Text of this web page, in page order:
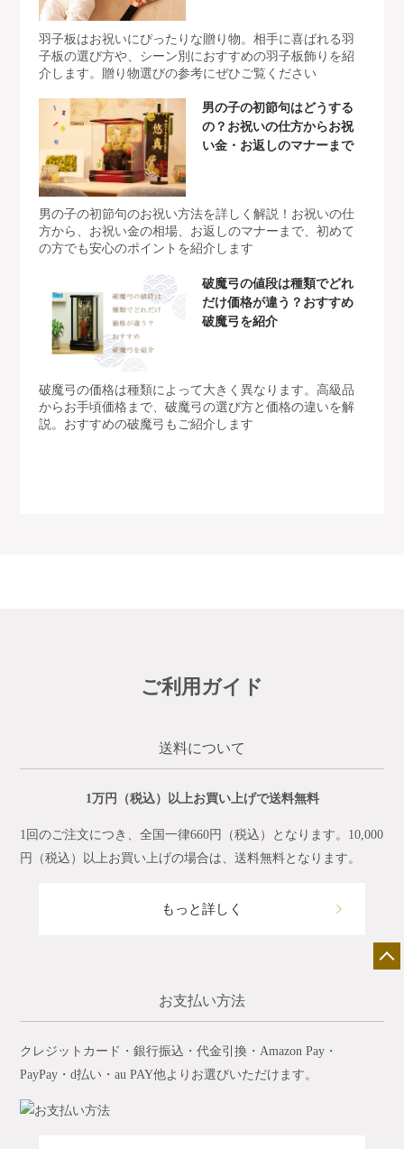
羽子板はお祝いにぴったりな贈り物。相手に喜ばれる羽
子板の選び方や、シーン別におすすめの羽子板飾りを紹
介します。贈り物選びの参考にぜひご覧ください
男の子の初節句はどうする
の？お祝いの仕方からお祝
い金・お返しのマナーまで
男の子の初節句のお祝い方法を詳しく解説！お祝いの仕
方から、お祝い金の相場、お返しのマナーまで、初めて
の方でも安心のポイントを紹介します
破魔弓の値段は種類でどれ
だけ価格が違う？おすすめ
破魔弓を紹介
破魔弓の価格は種類によって大きく異なります。高級品
からお手頃価格まで、破魔弓の選び方と価格の違いを解
説。おすすめの破魔弓もご紹介します
ご利用ガイド
送料について
1万円（税込）以上お買い上げで送料無料
1回のご注文につき、全国一律660円（税込）となります。10,000
円（税込）以上お買い上げの場合は、送料無料となります。
もっと詳しく
お支払い方法
クレジットカード・銀行振込・代金引換・Amazon Pay・
PayPay・d払い・au PAY他よりお選びいただけます。
店舗一覧